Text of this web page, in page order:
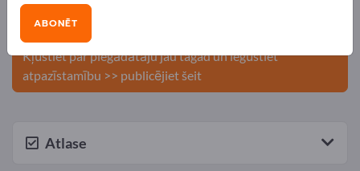
Publicējiet savu uzņēmumu un
produktus Exportpages.
Kļūstiet par piegādātāju jau tagad un iegūstiet
atpazīstamību >> publicējiet šeit
Atlase
ABONĒT